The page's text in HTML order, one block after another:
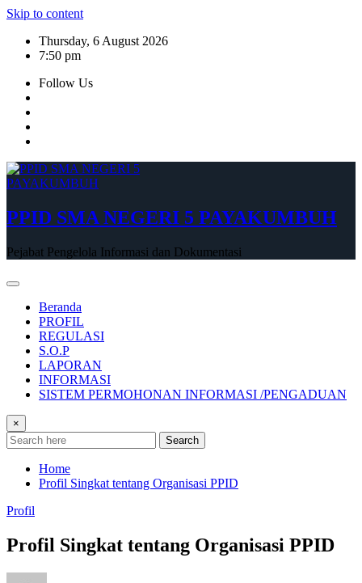
Skip to content
Thursday, 6 August 2026
7:50 pm
Follow Us
PPID SMA NEGERI 5 PAYAKUMBUH
Pejabat Pengelola Informasi dan Dokumentasi
Beranda
PROFIL
REGULASI
S.O.P
LAPORAN
INFORMASI
SISTEM PERMOHONAN INFORMASI /PENGADUAN
×
Search
Home
Profil Singkat tentang Organisasi PPID
Profil
Profil Singkat tentang Organisasi PPID